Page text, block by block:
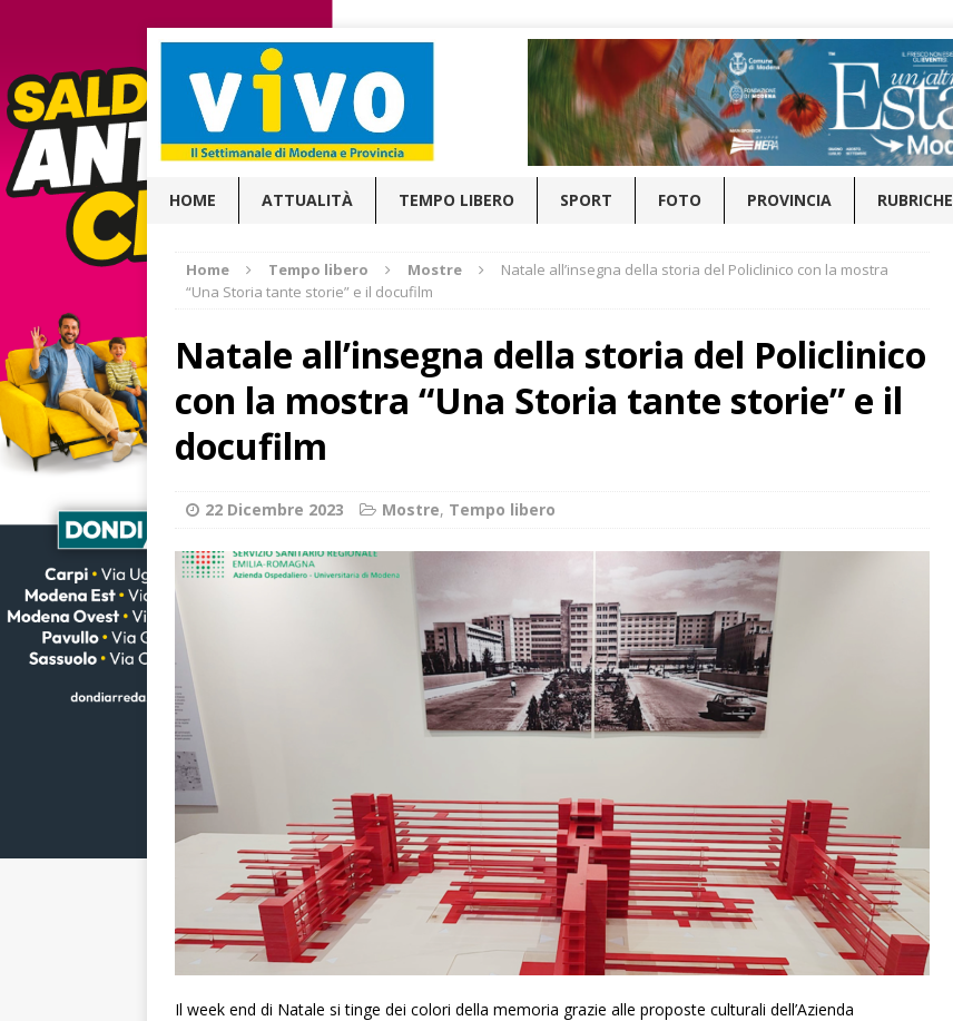
HOME ATTUALITÀ TEMPO LIBERO SPORT FOTO PROVINCIA RUBRICHE
Home Tempo libero Mostre
Natale all’insegna della storia del Policlinico con la mostra
“Una Storia tante storie” e il docufilm
Natale all’insegna della storia del Policlinico
con la mostra “Una Storia tante storie” e il
docufilm
22 Dicembre 2023 Mostre, Tempo libero
Il week end di Natale si tinge dei colori della memoria grazie alle proposte culturali dell’Azienda